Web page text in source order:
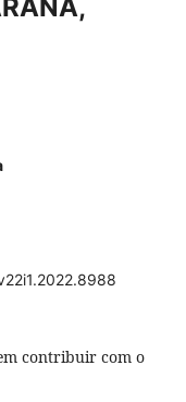
contribuir com o